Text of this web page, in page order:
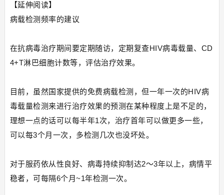
【延伸阅读】
病载检测频率的建议
在抗病毒治疗期间要定期随访，定期复查HIV病毒载量、CD
4+T淋巴细胞计数等，评估治疗效果。
目前，虽然国家提供的免费病载检测，但一年一次的HIV病
毒载量检测来进行治疗效果的预测在某种程度上是不足的，
理想一点的话可以每半年1次，治疗首年可以做更多一些，
可以每3个月一次，多检测几次也没坏处。
对于服药依从性良好、病毒持续抑制达2～3年以上，病情平
稳者，可每隔6个月~1年检测一次。